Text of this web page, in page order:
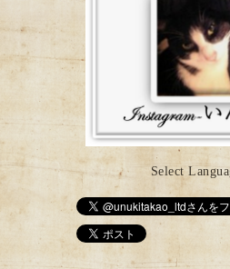
Select